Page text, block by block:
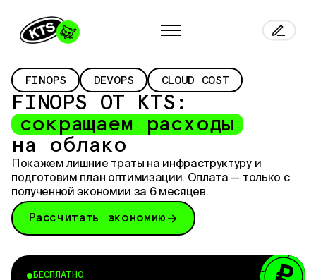
FINOPS DEVOPS CLOUD COST
FINOPS ОТ
KTS:
сокращаем расходы
на облако
Покажем лишние траты на инфраструктуру и
подготовим план оптимизации. Оплата — только с
полученной экономии за 6 месяцев.
Рассчитать экономию
БЕСПЛАТНО